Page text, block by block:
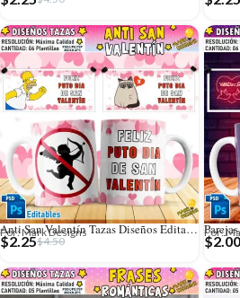
Anti San Valentín Tazas Diseños Editables
Por: Mark Designs
$4.50
$2.25
Por:
$2.00